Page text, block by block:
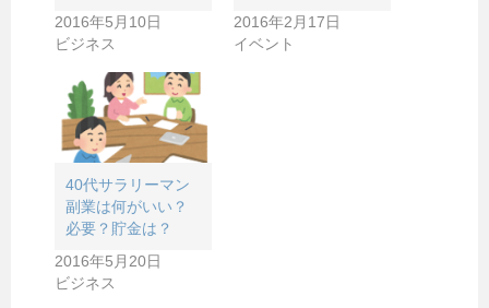
2016年5月10日
ビジネス
2016年2月17日
イベント
40代サラリーマン
副業は何がいい？
必要？貯金は？
2016年5月20日
ビジネス